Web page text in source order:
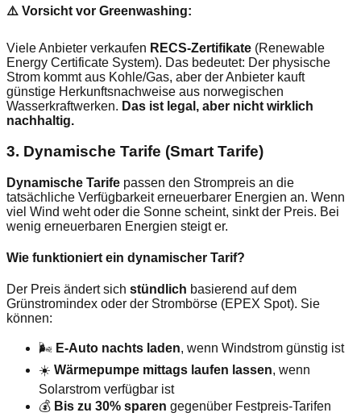
⚠️ Vorsicht vor Greenwashing:
Viele Anbieter verkaufen RECS-Zertifikate (Renewable
Energy Certificate System). Das bedeutet: Der physische
Strom kommt aus Kohle/Gas, aber der Anbieter kauft
günstige Herkunftsnachweise aus norwegischen
Wasserkraftwerken. Das ist legal, aber nicht wirklich
nachhaltig.
3. Dynamische Tarife (Smart Tarife)
Dynamische Tarife passen den Strompreis an die
tatsächliche Verfügbarkeit erneuerbarer Energien an. Wenn
viel Wind weht oder die Sonne scheint, sinkt der Preis. Bei
wenig erneuerbaren Energien steigt er.
Wie funktioniert ein dynamischer Tarif?
Der Preis ändert sich stündlich basierend auf dem
Grünstromindex oder der Strombörse (EPEX Spot). Sie
können:
🌬️ E-Auto nachts laden, wenn Windstrom günstig ist
☀️ Wärmepumpe mittags laufen lassen, wenn
Solarstrom verfügbar ist
💰 Bis zu 30% sparen gegenüber Festpreis-Tarifen